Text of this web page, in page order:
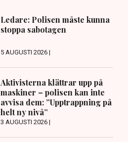
Ledare: Polisen måste kunna
stoppa sabotagen
5 AUGUSTI 2026 |
Aktivisterna klättrar upp på
maskiner – polisen kan inte
avvisa dem: ”Upptrappning på
helt ny nivå”
3 AUGUSTI 2026 |